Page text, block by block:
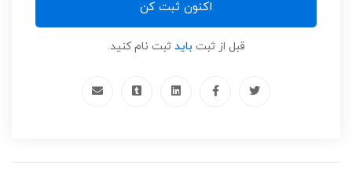
اکنون ثبت کن
قبل از ثبت باید ثبت نام کنید.